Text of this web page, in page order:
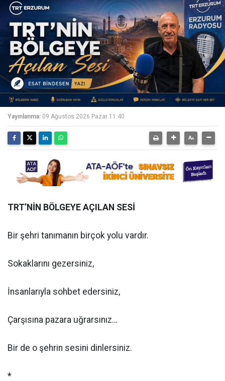
Yayınlanma: 09 Ağustos 2026 Pazar 11:40
TRT’NİN BÖLGEYE AÇILAN SESİ
Bir şehri tanımanın birçok yolu vardır.
Sokaklarını gezersiniz,
İnsanlarıyla sohbet edersiniz,
Çarşısına pazara uğrarsınız…
Bir de o şehrin sesini dinlersiniz.
*